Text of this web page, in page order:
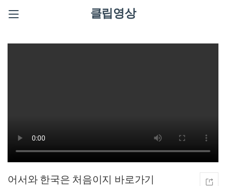
클립영상
어서와 한국은 처음이지